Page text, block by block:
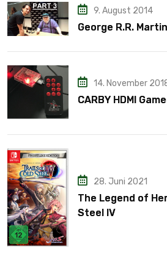
9. August 2014
George R.R.
14. November
CARBY HDMI
28. Juni 2021
The Legend of
Steel IV